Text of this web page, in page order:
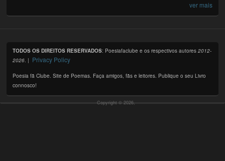
ver mais
TODOS OS DIREITOS RESERVADOS: Poesiafaclube e os respectivos autores2012-
2026. | Privacy Policy
Poesia fã Clube. Site de Poemas. Faça amigos, fãs e leitores. Publique o seu Livro
connosco!
Copyright © 2026,